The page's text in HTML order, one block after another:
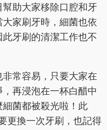
助大家移除口腔和牙
家刷牙時，細菌也依
牙刷的清潔工作也不
常容易，只要大家在
再浸泡在一杯白醋中
菌都被殺光啦！此
更換一次牙刷，也記得